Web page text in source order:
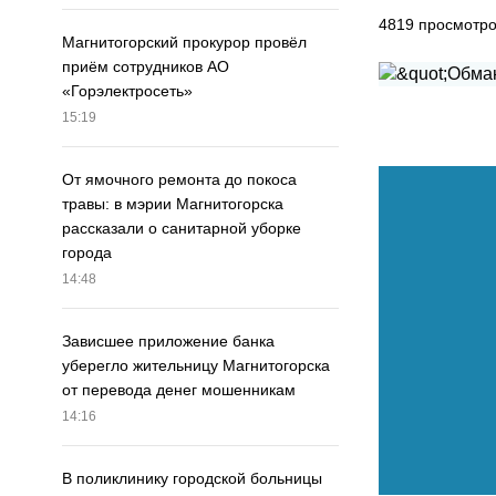
Магнитогорский прокурор провёл
приём сотрудников АО
«Горэлектросеть»
15:19
От ямочного ремонта до покоса
травы: в мэрии Магнитогорска
рассказали о санитарной уборке
города
14:48
Зависшее приложение банка
уберегло жительницу Магнитогорска
от перевода денег мошенникам
14:16
В поликлинику городской больницы
4819